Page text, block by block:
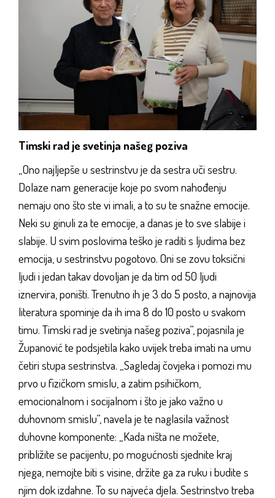
Timski rad je svetinja našeg poziva
„Ono najljepše u sestrinstvu je da sestra uči sestru.
Dolaze nam generacije koje po svom nahođenju
nemaju ono što ste vi imali, a to su te snažne emocije.
Neki su ginuli za te emocije, a danas je to sve slabije i
slabije. U svim poslovima teško je raditi s ljudima bez
emocija, u sestrinstvu pogotovo. Oni se zovu toksični
ljudi i jedan takav dovoljan je da tim od 50 ljudi
iznervira, poništi. Trenutno ih je 3 do 5 posto, a najnovija
literatura spominje da ih ima 8 do 10 posto u svakom
timu. Timski rad je svetinja našeg poziva“, pojasnila je
Županović te podsjetila kako uvijek treba imati na umu
četiri stupa sestrinstva. „Sagledaj čovjeka i pomozi mu
prvo u fizičkom smislu, a zatim psihičkom,
emocionalnom i socijalnom i što je jako važno u
duhovnom smislu“, navela je te naglasila važnost
duhovne komponente: „Kada ništa ne možete,
približite se pacijentu, po mogućnosti sjednite kraj
njega, nemojte biti s visine, držite ga za ruku i budite s
njim dok izdahne. To su najveća djela. Sestrinstvo treba